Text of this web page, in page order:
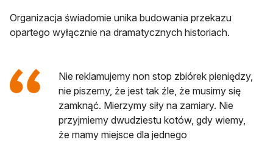
Organizacja świadomie unika budowania przekazu
opartego wyłącznie na dramatycznych historiach.
Nie reklamujemy non stop zbiórek pieniędzy,
nie piszemy, że jest tak źle, że musimy się
zamknąć. Mierzymy siły na zamiary. Nie
przyjmiemy dwudziestu kotów, gdy wiemy,
że mamy miejsce dla jednego